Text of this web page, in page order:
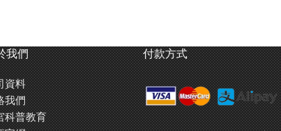
我們
資料
我們
科普教育
付款方式